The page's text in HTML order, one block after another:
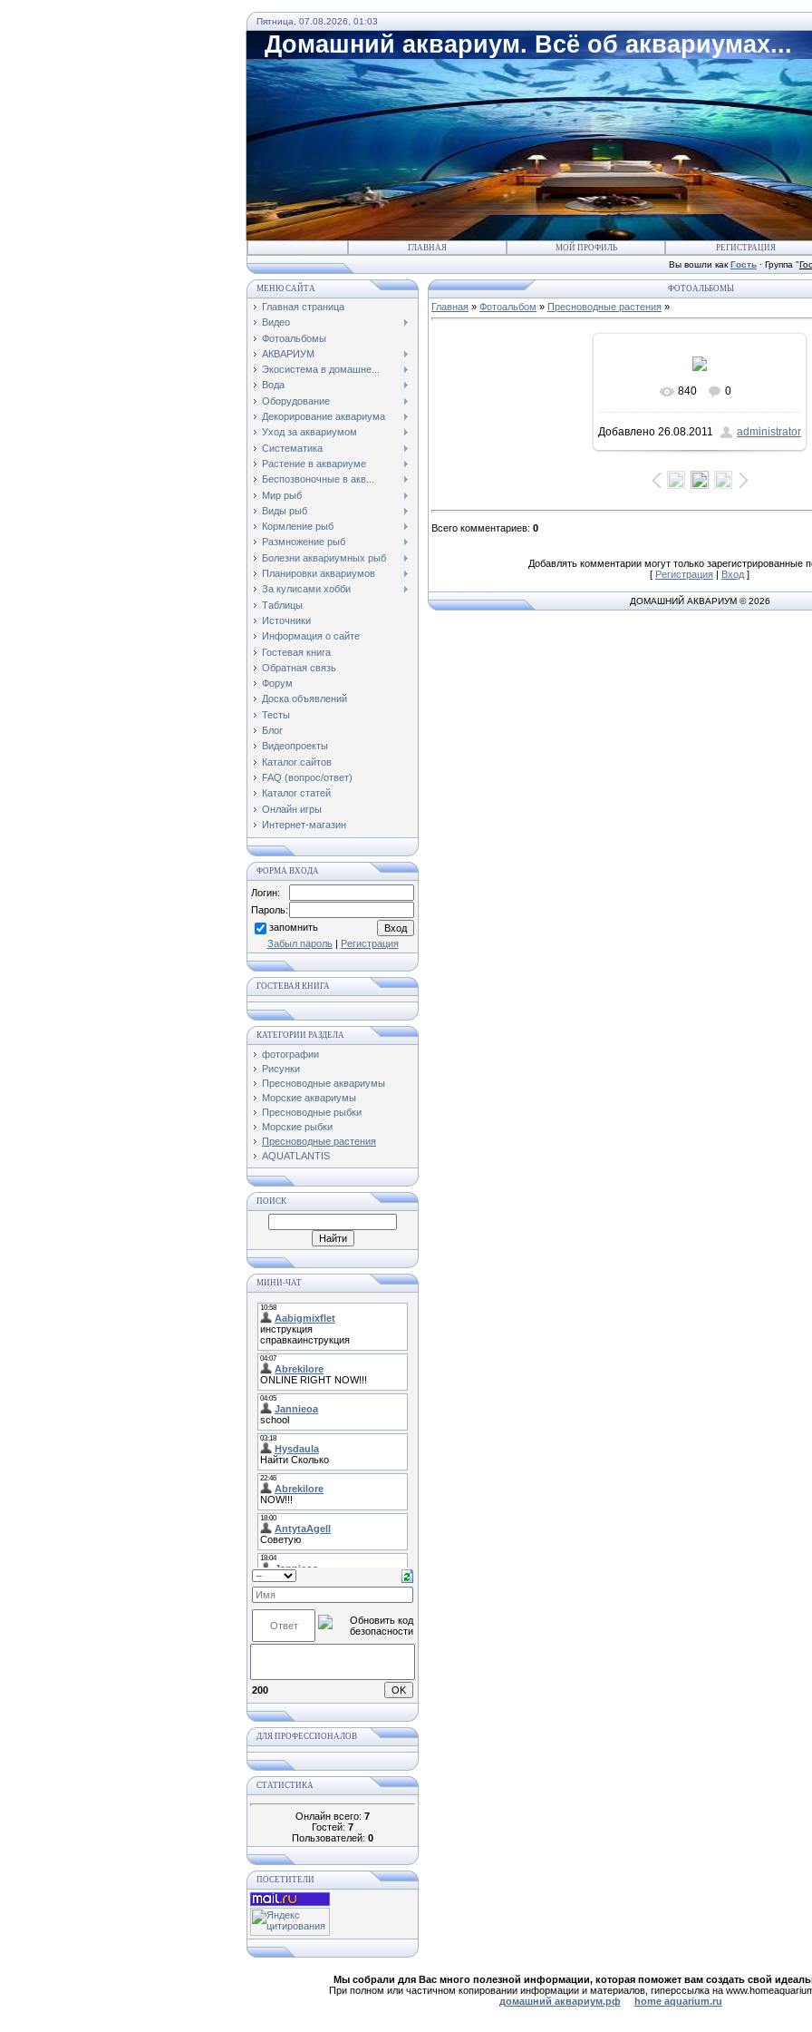
Пятница, 07.08.2026, 01:03
Домашний аквариум. Всё об аквариумах...
ГЛАВНАЯ МОЙ ПРОФИЛЬ РЕГИСТРАЦИЯ
Вы вошли как Гость · Группа "
МЕНЮ САЙТА
Главная страница
Видео
Фотоальбомы
АКВАРИУМ
Экосистема в домашне...
Вода
Оборудование
Декорирование аквариума
Уход за аквариумом
Систематика
Растение в аквариуме
Беспозвоночные в акв...
Мир рыб
Виды рыб
Кормление рыб
Размножение рыб
Болезни аквариумных рыб
Планировки аквариумов
За кулисами хобби
Таблицы
Источники
Информация о сайте
Гостевая книга
Обратная связь
Форум
Доска объявлений
Тесты
Блог
Видеопроекты
Каталог сайтов
FAQ (вопрос/ответ)
Каталог статей
Онлайн игры
Интернет-магазин
ФОРМА ВХОДА
Логин:
Пароль:
запомнить
Забыл пароль| Регистрация
ГОСТЕВАЯ КНИГА
КАТЕГОРИИ РАЗДЕЛА
фотографии
Рисунки
Пресноводные аквариумы
Морские аквариумы
Пресноводные рыбки
Морские рыбки
Пресноводные растения
AQUATLANTIS
ПОИСК
МИНИ-ЧАТ
200
ДЛЯ ПРОФЕССИОНАЛОВ
СТАТИСТИКА
Онлайн всего: 7
Гостей: 7
Пользователей: 0
ПОСЕТИТЕЛИ
ФОТОАЛЬБОМЫ
Главная » Фотоальбом » Пресноводные растения »
840 0
Добавлено 26.08.2011 administrator
Всего комментариев: 0
Добавлять комментарии могут только зарегистрированные
[ Регистрация | Вход ]
ДОМАШНИЙ АКВАРИУМ © 2026
Мы собрали для Вас много полезной информации, которая поможет вам создать свой
При полном или частичном копировании информации и материалов, гиперссылка на
домашний аквариум.рф
home aquarium.ru